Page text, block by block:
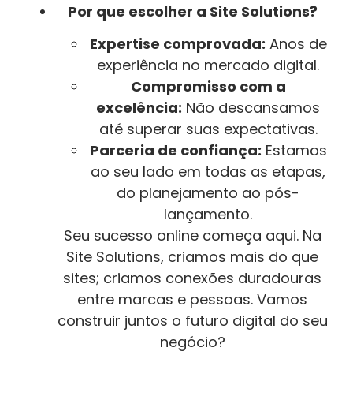
Por que escolher a Site Solutions?
Expertise comprovada: Anos de
experiência no mercado digital.
Compromisso com a
excelência: Não descansamos
até superar suas expectativas.
Parceria de confiança: Estamos
ao seu lado em todas as etapas,
do planejamento ao pós-
lançamento.
Seu sucesso online começa aqui. Na
Site Solutions, criamos mais do que
sites; criamos conexões duradouras
entre marcas e pessoas. Vamos
construir juntos o futuro digital do seu
negócio?